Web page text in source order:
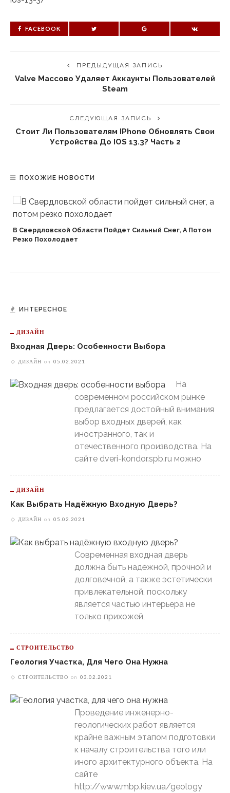
FACEBOOK
ПРЕДЫДУЩАЯ ЗАПИСЬ
Valve Массово Удаляет Аккаунты Пользователей
Steam
СЛЕДУЮЩАЯ ЗАПИСЬ
Стоит Ли Пользователям IPhone Обновлять Свои
Устройства До IOS 13.3? Часть 2
ПОХОЖИЕ НОВОСТИ
В Свердловской Области Пойдет Сильный Снег, А Потом
Резко Похолодает
ИНТЕРЕСНОЕ
ДИЗАЙН
Входная Дверь: Особенности Выбора
ДИЗАЙН on 05.02.2021
На
современном российском рынке
предлагается достойный внимания
выбор входных дверей, как
иностранного, так и
отечественного производства. На
сайте dveri-kondor.spb.ru можно
ДИЗАЙН
Как Выбрать Надёжную Входную Дверь?
ДИЗАЙН on 05.02.2021
Современная входная дверь
должна быть надёжной, прочной и
долговечной, а также эстетически
привлекательной, поскольку
является частью интерьера не
только прихожей,
СТРОИТЕЛЬСТВО
Геология Участка, Для Чего Она Нужна
СТРОИТЕЛЬСТВО on 03.02.2021
Проведение инженерно-
геологических работ является
крайне важным этапом подготовки
к началу строительства того или
иного архитектурного объекта. На
сайте
http://www.mbp.kiev.ua/geology